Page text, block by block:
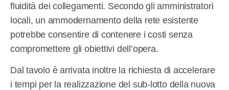
fluidità dei collegamenti. Secondo gli amministratori
locali, un ammodernamento della rete esistente
potrebbe consentire di contenere i costi senza
compromettere gli obiettivi dell’opera.
Dal tavolo è arrivata inoltre la richiesta di accelerare
i tempi per la realizzazione del sub-lotto della nuova